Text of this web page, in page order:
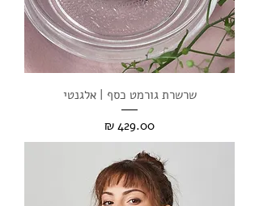
שרשרת גורמט כסף | אלגנטי
מחיר